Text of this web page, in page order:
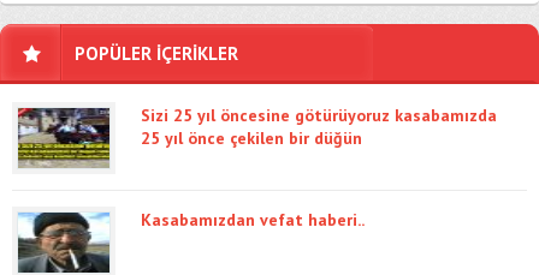
POPÜLER İÇERİKLER
Sizi 25 yıl öncesine götürüyoruz kasabamızda
25 yıl önce çekilen bir düğün
Kasabamızdan vefat haberi..